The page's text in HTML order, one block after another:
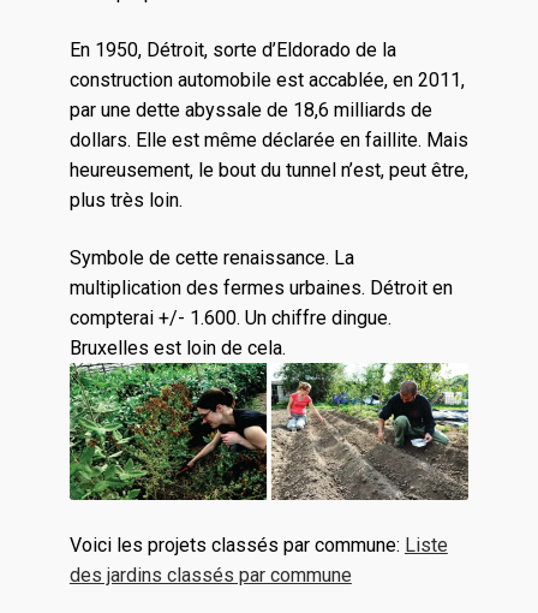
En 1950, Détroit, sorte d’Eldorado de la
construction automobile est accablée, en 2011,
par une dette abyssale de 18,6 milliards de
dollars. Elle est même déclarée en faillite. Mais
heureusement, le bout du tunnel n’est, peut être,
plus très loin.
Symbole de cette renaissance. La
multiplication des fermes urbaines. Détroit en
compterai +/- 1.600. Un chiffre dingue.
Bruxelles est loin de cela.
Voici les projets classés par commune: Liste
des jardins classés par commune